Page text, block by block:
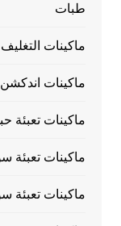
طبات
ماكينات
ماكينات
ماكينات تعبئة
ماكينات تعبئة
ماكينات تعبئة